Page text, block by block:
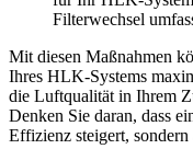
Filterwechsel
Mit diesen Maßnahmen
Ihres HLK-Systems
die Luftqualität in Ihrem
Denken Sie daran, dass
Effizienz steigert,